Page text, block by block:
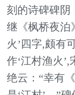
刻的诗碑碑阴
继《枫桥夜泊
火’四字,颇有
作‘江村渔火
绝云：“幸有